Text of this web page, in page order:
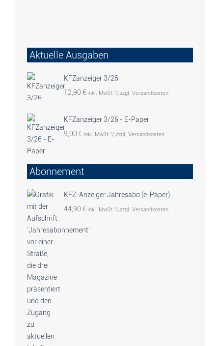
Aktuelle Ausgaben
KFZanzeiger 3/26
12,90 € inkl. MwSt.“/„zzgl. Versandkosten
KFZanzeiger 3/26 - E-Paper
9,00 € inkl. MwSt.“/„zzgl. Versandkosten
Abonnement
KFZ-Anzeiger Jahresabo (e-Paper)
44,90 € inkl. MwSt.“/„zzgl. Versandkosten